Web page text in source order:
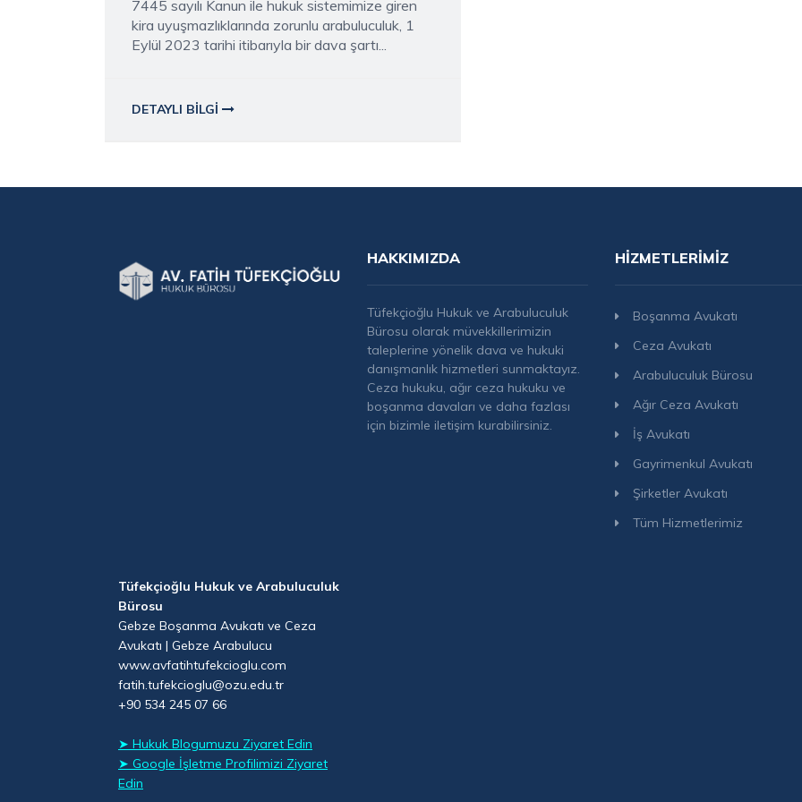
7445 sayılı Kanun ile hukuk sistemimize giren
kira uyuşmazlıklarında zorunlu arabuluculuk, 1
Eylül 2023 tarihi itibarıyla bir dava şartı...
DETAYLI BILGI
HAKKIMIZDA
Tüfekçioğlu Hukuk ve Arabuluculuk
Bürosu olarak müvekkillerimizin
taleplerine yönelik dava ve hukuki
danışmanlık hizmetleri sunmaktayız.
Ceza hukuku, ağır ceza hukuku ve
boşanma davaları ve daha fazlası
için bizimle iletişim kurabilirsiniz.
HIZMETLERIMIZ
Boşanma Avukatı
Ceza Avukatı
Arabuluculuk Bürosu
Ağır Ceza Avukatı
İş Avukatı
Gayrimenkul Avukatı
Şirketler Avukatı
Tüm Hizmetlerimiz
Tüfekçioğlu Hukuk ve Arabuluculuk
Bürosu
Gebze Boşanma Avukatı ve Ceza
Avukatı | Gebze Arabulucu
www.avfatihtufekcioglu.com
fatih.tufekcioglu@ozu.edu.tr
+90 534 245 07 66
➤ Hukuk Blogumuzu Ziyaret Edin
➤ Google İşletme Profilimizi Ziyaret
Edin